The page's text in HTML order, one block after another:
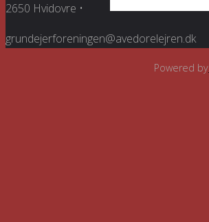
2650 Hvidovre •
grundejerforeningen@avedorelejren.dk
Powered by